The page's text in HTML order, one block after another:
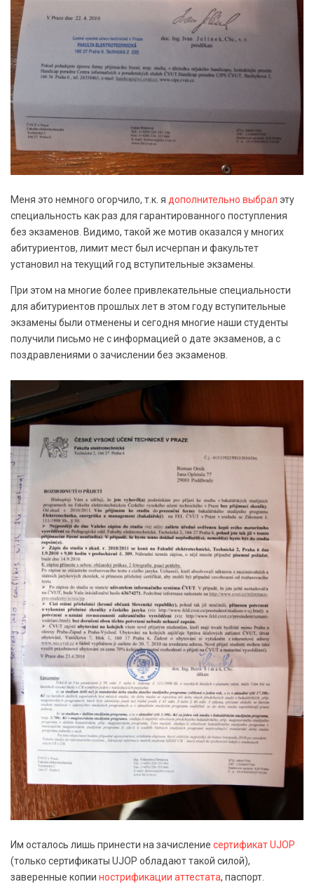
Меня это немного огорчило, т.к. я дополнительно выбрал эту
специальность как раз для гарантированного поступления
без экзаменов. Видимо, такой же мотив оказался у многих
абитуриентов, лимит мест был исчерпан и факультет
установил на текущий год вступительные экзамены.
При этом на многие более привлекательные специальности
для абитуриентов прошлых лет в этом году вступительные
экзамены были отменены и сегодня многие наши студенты
получили письмо не с информацией о дате экзаменов, а с
поздравлениями о зачислении без экзаменов.
Им осталось лишь принести на зачисление сертификат UJOP
(только сертификаты UJOP обладают такой силой),
заверенные копии нострификации аттестата, паспорт.